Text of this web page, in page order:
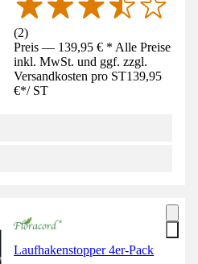
(2)
Preis — 139,95 € * Alle Preise
inkl. MwSt. und ggf. zzgl.
Versandkosten pro ST139,95
€*/ ST
Laufhakenstopper 4er-Pack